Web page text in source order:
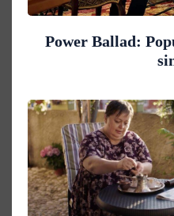
Power Ballad: